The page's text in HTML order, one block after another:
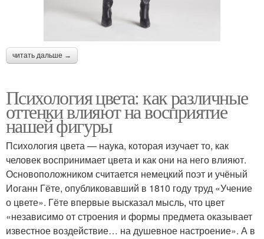
читать дальше →
Психология цвета: как различные
оттенки влияют на восприятие
нашей фигуры
Психология цвета — наука, которая изучает то, как
человек воспринимает цвета и как они на него влияют.
Основоположником считается немецкий поэт и учёный
Иоганн Гёте, опубликовавший в 1810 году труд «Учение
о цвете». Гёте впервые высказал мысль, что цвет
«независимо от строения и формы предмета оказывает
известное воздействие… на душевное настроение». А в